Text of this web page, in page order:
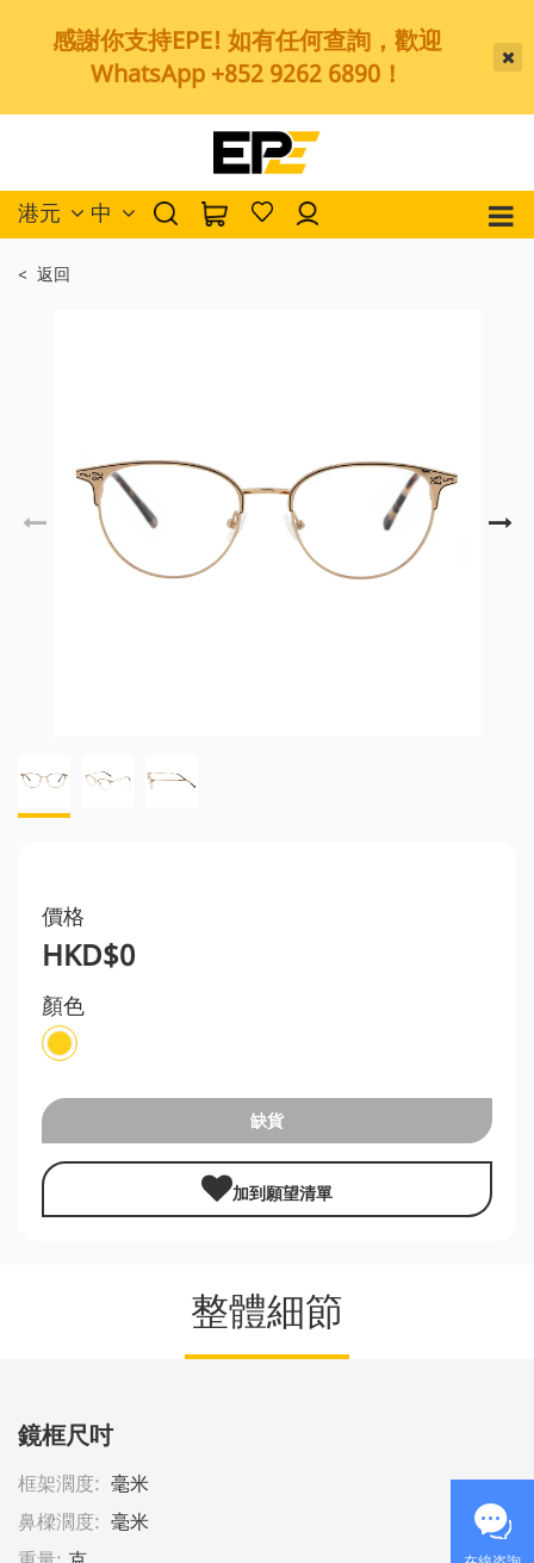
感謝你支持EPE! 如有任何查詢，歡迎
WhatsApp +852 9262 6890！
港元 中
< 返回
價格
HKD$0
顏色
缺貨
加到願望清單
整體細節
鏡框尺吋
框架濶度: 毫米
鼻樑濶度: 毫米